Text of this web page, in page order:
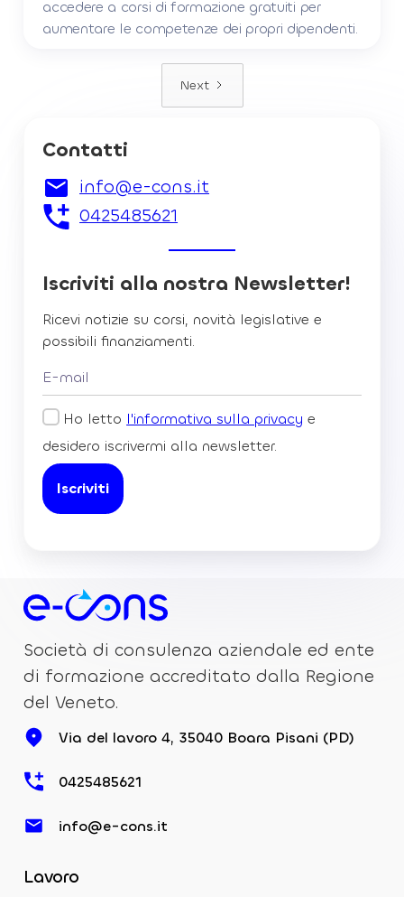
accedere a corsi di formazione gratuiti per
aumentare le competenze dei propri dipendenti.
Next
Contatti
info@e-cons.it
0425485621
Iscriviti alla nostra Newsletter!
Ricevi notizie su corsi, novità legislative e
possibili finanziamenti.
Ho letto l'informativa sulla privacy e
desidero iscrivermi alla newsletter.
Società di consulenza aziendale ed ente
di formazione accreditato dalla Regione
del Veneto.
Via del lavoro 4, 35040 Boara Pisani (PD)
0425485621
info@e-cons.it
Lavoro